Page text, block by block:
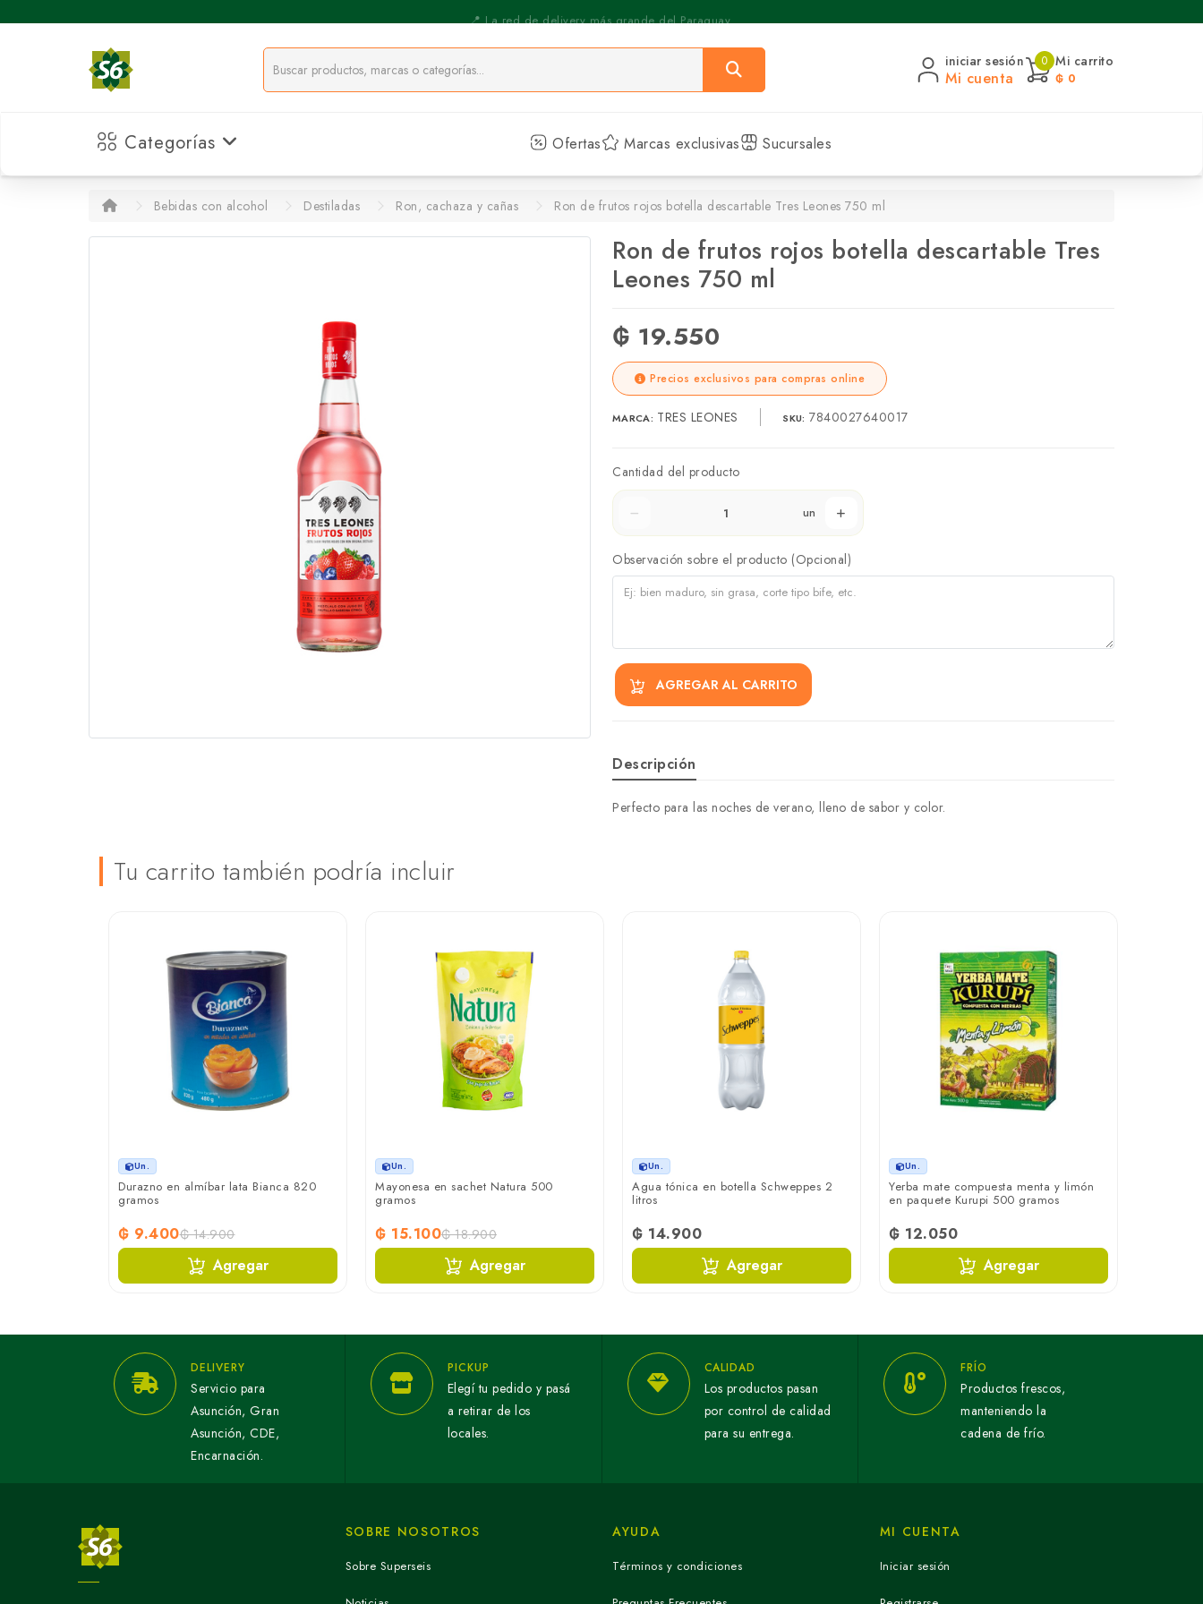
⚡️ Pickup Express - Retirás en 30 min.
iniciar sesión
Mi cuenta
0 Mi carrito
₲ 0
Categorías Ofertas Marcas exclusivas Sucursales
Bebidas con alcohol Destiladas Ron, cachaza y cañas Ron de frutos rojos botella descartable Tres Leones 750 ml
Ron de frutos rojos botella descartable Tres
Leones 750 ml
₲ 19.550
Precios exclusivos para compras online
MARCA: TRES LEONES SKU: 7840027640017
Cantidad del producto
un
Observación sobre el producto (Opcional)
AGREGAR AL CARRITO
Descripción
Perfecto para las noches de verano, lleno de sabor y color.
Tu carrito también podría incluir
Un.
Durazno en almíbar lata Bianca 820
gramos
₲ 9.400₲ 14.900
Agregar
Un.
Mayonesa en sachet Natura 500
gramos
₲ 15.100₲ 18.900
Agregar
Un.
Agua tónica en botella Schweppes 2
litros
₲ 14.900
Agregar
Un.
Yerba mate compuesta menta y limón
en paquete Kurupi 500 gramos
₲ 12.050
Agregar
DELIVERY
Servicio para
Asunción, Gran
Asunción, CDE,
Encarnación.
PICKUP
Elegí tu pedido y pasá
a retirar de los
locales.
CALIDAD
Los productos pasan
por control de calidad
para su entrega.
FRÍO
Productos frescos,
manteniendo la
cadena de frío.
SOBRE NOSOTROS
Sobre Superseis
AYUDA
Términos y condiciones
MI CUENTA
Iniciar sesión